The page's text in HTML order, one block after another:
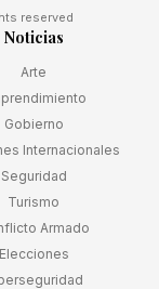
reserved
Noticias
Arte
Gobierno
Internacionales
Seguridad
Turismo
Armado
Elecciones